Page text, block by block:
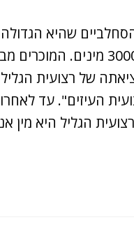
שהיא
פרחים, בת כ-800 סוגים
של רצועית
העיזים". עד
הגליל היא מין